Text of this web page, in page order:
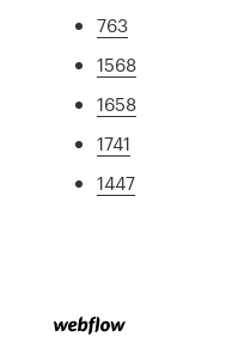
763
1568
1658
1741
1447